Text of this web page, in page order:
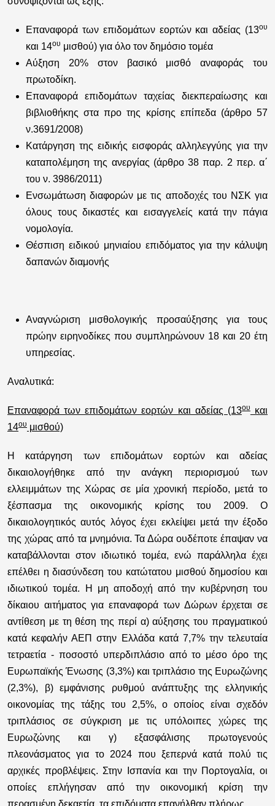
Επαναφορά των επιδομάτων εορτών και αδείας (13ου
και 14ου μισθού) για όλο τον δημόσιο τομέα
Αύξηση 20% στον βασικό μισθό αναφοράς του
πρωτοδίκη.
Επαναφορά επιδομάτων ταχείας διεκπεραίωσης και
βιβλιοθήκης στα προ της κρίσης επίπεδα (άρθρο 57
ν.3691/2008)
Κατάργηση της ειδικής εισφοράς αλληλεγγύης για την
καταπολέμηση της ανεργίας (άρθρο 38 παρ. 2 περ. α΄
του ν. 3986/2011)
Ενσωμάτωση διαφορών με τις αποδοχές του ΝΣΚ για
όλους τους δικαστές και εισαγγελείς κατά την πάγια
νομολογία.
Θέσπιση ειδικού μηνιαίου επιδόματος για την κάλυψη
δαπανών διαμονής
Αναγνώριση μισθολογικής προσαύξησης για τους
πρώην ειρηνοδίκες που συμπληρώνουν 18 και 20 έτη
υπηρεσίας.
Αναλυτικά:
Επαναφορά των επιδομάτων εορτών και αδείας (13ουκαι
14ου μισθού)
Η κατάργηση των επιδομάτων εορτών και αδείας
δικαιολογήθηκε από την ανάγκη περιορισμού των
ελλειμμάτων της Χώρας σε μία χρονική περίοδο, μετά το
ξέσπασμα της οικονομικής κρίσης του 2009. Ο
δικαιολογητικός αυτός λόγος έχει εκλείψει μετά την έξοδο
της χώρας από τα μνημόνια. Τα Δώρα ουδέποτε έπαψαν να
καταβάλλονται στον ιδιωτικό τομέα, ενώ παράλληλα έχει
επέλθει η διασύνδεση του κατώτατου μισθού δημοσίου και
ιδιωτικού τομέα. Η μη αποδοχή από την κυβέρνηση του
δίκαιου αιτήματος για επαναφορά των Δώρων έρχεται σε
αντίθεση με τη θέση της περί α) αύξησης του πραγματικού
κατά κεφαλήν ΑΕΠ στην Ελλάδα κατά 7,7% την τελευταία
τετραετία - ποσοστό υπερδιπλάσιο από το μέσο όρο της
Ευρωπαϊκής Ένωσης (3,3%) και τριπλάσιο της Ευρωζώνης
(2,3%), β) εμφάνισης ρυθμού ανάπτυξης της ελληνικής
οικονομίας της τάξης του 2,5%, ο οποίος είναι σχεδόν
τριπλάσιος σε σύγκριση με τις υπόλοιπες χώρες της
Ευρωζώνης και γ) εξασφάλισης πρωτογενούς
πλεονάσματος για το 2024 που ξεπερνά κατά πολύ τις
αρχικές προβλέψεις. Στην Ισπανία και την Πορτογαλία, οι
οποίες επλήγησαν από την οικονομική κρίση την
περασμένη δεκαετία, τα επιδόματα επανήλθαν πλήρως.